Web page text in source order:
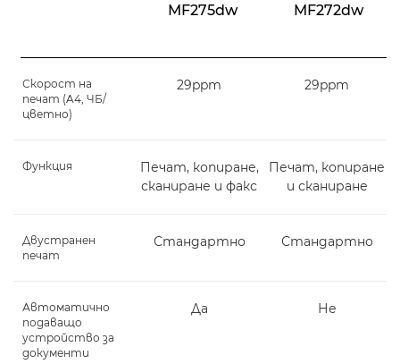
MF275dw
MF272dw
Скорост на
печат (A4, ЧБ/
цветно)
29ppm 29ppm
Функция
Печат, копиране,
сканиране и факс
Печат, копиране
и сканиране
Двустранен
печат
Стандартно Стандартно
Автоматично
подаващо
устройство за
документи
Да Не